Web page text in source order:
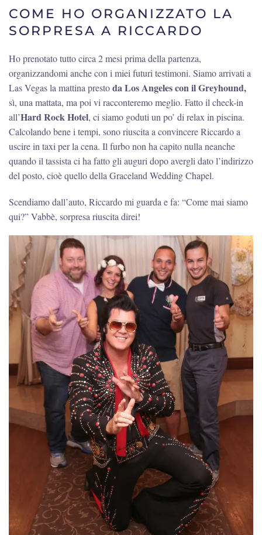
COME HO ORGANIZZATO LA
SORPRESA A RICCARDO
Ho prenotato tutto circa 2 mesi prima della partenza,
organizzandomi anche con i miei futuri testimoni. Siamo arrivati a
Las Vegas la mattina prestoda Los Angeles con il Greyhound,
sì, una mattata, ma poi vi racconteremo meglio. Fatto il check-in
all’Hard Rock Hotel, ci siamo goduti un po’ di relax in piscina.
Calcolando bene i tempi, sono riuscita a convincere Riccardo a
uscire in taxi per la cena. Il furbo non ha capito nulla neanche
quando il tassista ci ha fatto gli auguri dopo avergli dato l’indirizzo
del posto, cioè quello della Graceland Wedding Chapel.
Scendiamo dall’auto, Riccardo mi guarda e fa: “Come mai siamo
qui?” Vabbè, sorpresa riuscita direi!